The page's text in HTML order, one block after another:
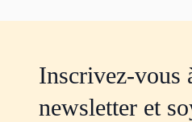
Inscrivez-vous
newsletter et